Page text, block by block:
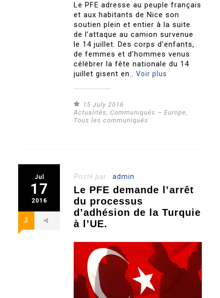
Le PFE adresse au peuple français
et aux habitants de Nice son
soutien plein et entier à la suite
de l’attaque au camion survenue
le 14 juillet. Des corps d’enfants,
de femmes et d’hommes venus
célébrer la fête nationale du 14
juillet gisent en..Voir plus
15 July 2016
Actualités, Communiqués – Europe,
Tous les communiqués
Jul
17
2016
3
Posté par :admin
Le PFE demande l’arrêt
du processus
d’adhésion de la Turquie
à l’UE.